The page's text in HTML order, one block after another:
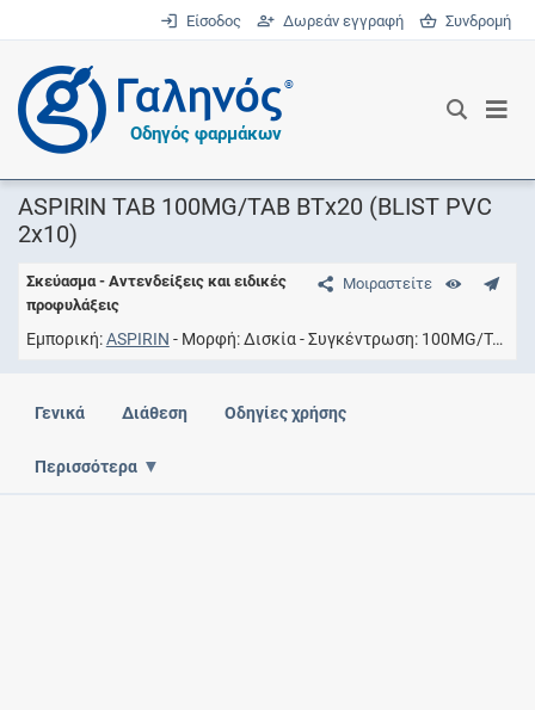
Είσοδος Δωρεάν εγγραφή Συνδρομή
®
Οδηγός φαρμάκων
ASPIRIN TAB 100MG/TAB ΒΤx20 (BLIST PVC
2x10)
Μοιραστείτε
Σκεύασμα - Αντενδείξεις και ειδικές
προφυλάξεις
Εμπορική ASPIRIN Μορφή Δισκία Συγκέντρωση 100MG/TAB
Γενικά Διάθεση Οδηγίες χρήσης
Περισσότερα